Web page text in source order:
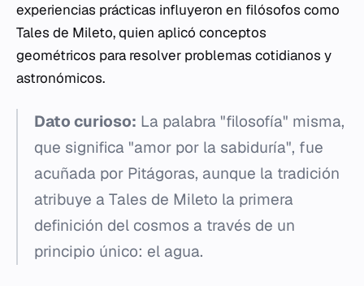
experiencias prácticas influyeron en filósofos como
Tales de Mileto, quien aplicó conceptos
geométricos para resolver problemas cotidianos y
astronómicos.
Dato curioso: La palabra "filosofía" misma,
que significa "amor por la sabiduría", fue
acuñada por Pitágoras, aunque la tradición
atribuye a Tales de Mileto la primera
definición del cosmos a través de un
principio único: el agua.